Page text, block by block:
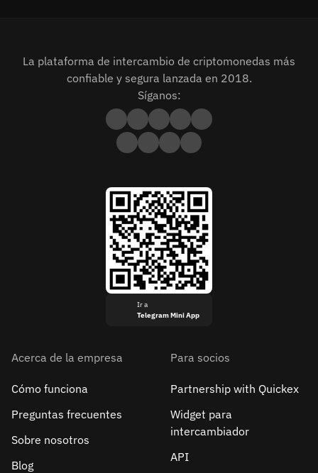
La plataforma de intercambio de criptomonedas más
confiable y segura lanzada en 2018.
Síganos:
Ir a
Telegram Mini App
Acerca de la empresa
Cómo funciona
Preguntas frecuentes
Sobre nosotros
Blog
Para socios
Partnership with Quickex
Widget para
intercambiador
API